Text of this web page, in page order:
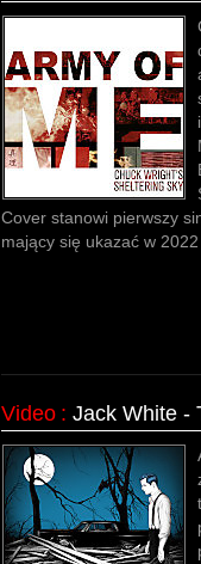
Cover stanowi pierwszy
mający się ukazać w
Video : Jack White -